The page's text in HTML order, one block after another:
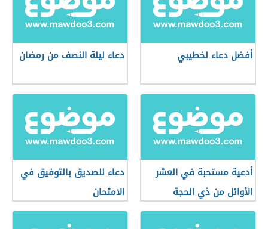
أفضل دعاء لخطيبي دعاء ليلة النصف من رمضان
أدعية مستحبة في العشر
الأوائل من ذي الحجة
دعاء للصديق بالتوفيق في
الامتحان